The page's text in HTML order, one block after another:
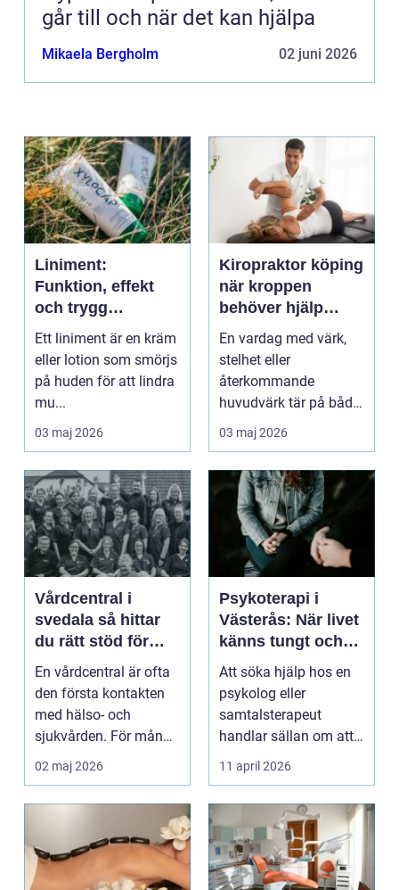
går till och när det kan hjälpa
Mikaela Bergholm 02 juni 2026
Liniment:
Funktion, effekt
och trygg
användning
Ett liniment är en kräm
eller lotion som smörjs
på huden för att lindra
mu...
03 maj 2026
Kiropraktor köping
när kroppen
behöver hjälp
tillbaka
En vardag med värk,
stelhet eller
återkommande
huvudvärk tär på både
ork och humör. Många
går länge ...
03 maj 2026
Vårdcentral i
svedala så hittar
du rätt stöd för
hela familjen
En vårdcentral är ofta
den första kontakten
med hälso- och
sjukvården. För många
i Svedala handlar v...
02 maj 2026
Psykoterapi i
Västerås: När livet
känns tungt och
du behöver prata
med någon
Att söka hjälp hos en
psykolog eller
samtalsterapeut
handlar sällan om att
vara svag....
11 april 2026